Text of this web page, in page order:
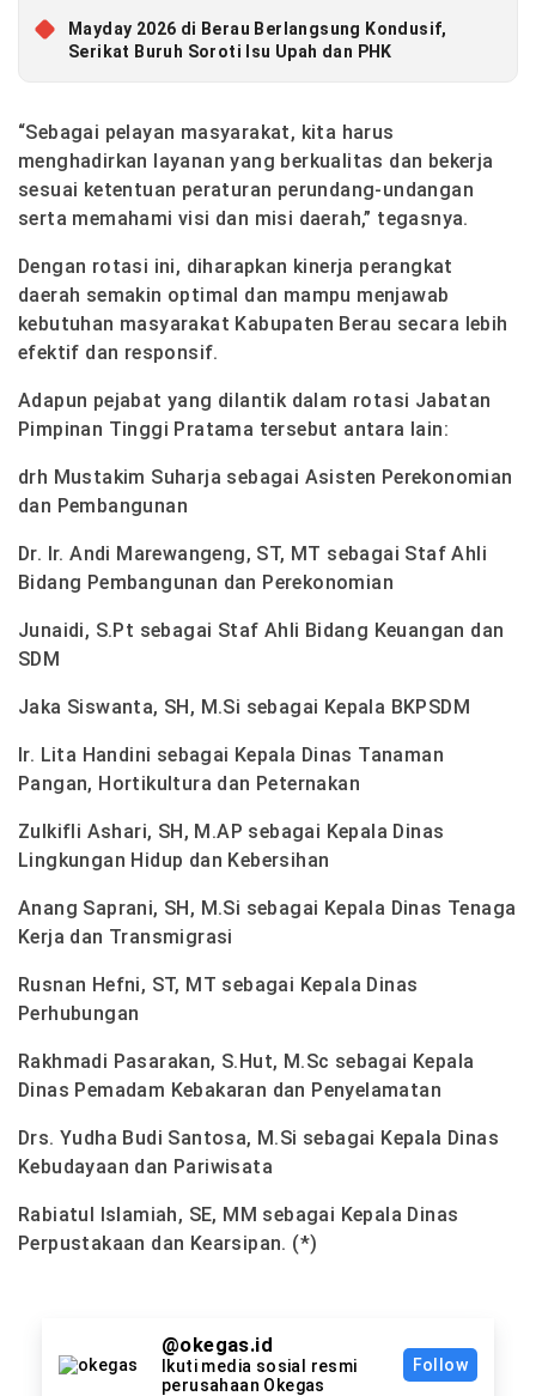
Mayday 2026 di Berau Berlangsung Kondusif,
Serikat Buruh Soroti Isu Upah dan PHK
“Sebagai pelayan masyarakat, kita harus
menghadirkan layanan yang berkualitas dan bekerja
sesuai ketentuan peraturan perundang-undangan
serta memahami visi dan misi daerah,” tegasnya.
Dengan rotasi ini, diharapkan kinerja perangkat
daerah semakin optimal dan mampu menjawab
kebutuhan masyarakat Kabupaten Berau secara lebih
efektif dan responsif.
Adapun pejabat yang dilantik dalam rotasi Jabatan
Pimpinan Tinggi Pratama tersebut antara lain:
drh Mustakim Suharja sebagai Asisten Perekonomian
dan Pembangunan
Dr. Ir. Andi Marewangeng, ST, MT sebagai Staf Ahli
Bidang Pembangunan dan Perekonomian
Junaidi, S.Pt sebagai Staf Ahli Bidang Keuangan dan
SDM
Jaka Siswanta, SH, M.Si sebagai Kepala BKPSDM
Ir. Lita Handini sebagai Kepala Dinas Tanaman
Pangan, Hortikultura dan Peternakan
Zulkifli Ashari, SH, M.AP sebagai Kepala Dinas
Lingkungan Hidup dan Kebersihan
Anang Saprani, SH, M.Si sebagai Kepala Dinas Tenaga
Kerja dan Transmigrasi
Rusnan Hefni, ST, MT sebagai Kepala Dinas
Perhubungan
Rakhmadi Pasarakan, S.Hut, M.Sc sebagai Kepala
Dinas Pemadam Kebakaran dan Penyelamatan
Drs. Yudha Budi Santosa, M.Si sebagai Kepala Dinas
Kebudayaan dan Pariwisata
Rabiatul Islamiah, SE, MM sebagai Kepala Dinas
Perpustakaan dan Kearsipan. (*)
@okegas.id
Ikuti media sosial resmi
perusahaan Okegas
Follow